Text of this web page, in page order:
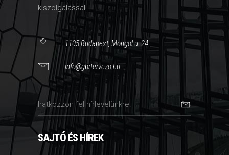
kiszolgálással.
1105 Budapest, Mongol u. 24.
info@gbrtervezo.hu
SAJTÓ ÉS HÍREK